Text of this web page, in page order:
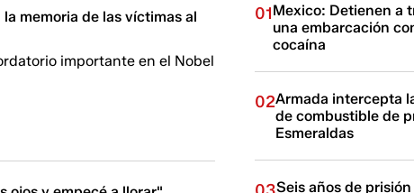
memoria de las víctimas al
importante en el Nobel
01Mexico: Detienen a
una embarcación
cocaína
02Armada intercepta
de combustible de
Esmeraldas
Seis años de